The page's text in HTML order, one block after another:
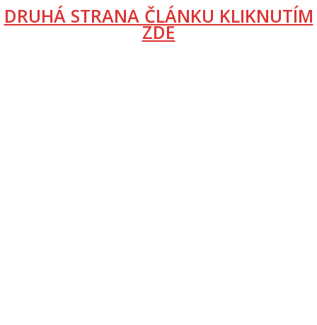
DRUHÁ STRANA ČLÁNKU KLIKNUTÍM
ZDE